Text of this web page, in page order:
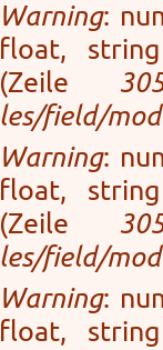
Warning:
float,
(Zeile
les/field/
Warning:
float,
(Zeile
les/field/
Warning:
float,